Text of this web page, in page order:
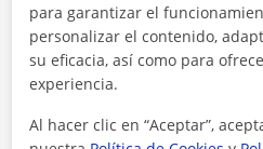
para garantizar el
personalizar el contenido,
su eficacia, así como para
experiencia.
Al hacer clic en “Aceptar”,